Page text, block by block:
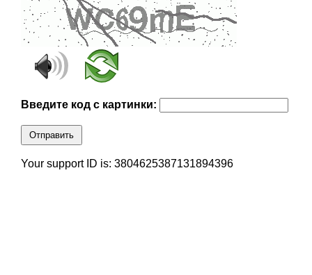
Введите код с картинки:
Отправить
Your support ID is: 3804625387131894396